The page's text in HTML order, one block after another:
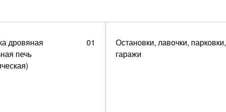
дровяная
печь
01
Остановки, лавочки, парковки,
гаражи